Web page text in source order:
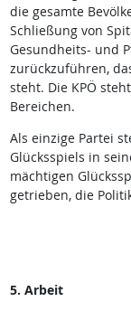
die gesamte
Schließung von
Gesundheits- und
zurückzuführen,
steht. Die KPÖ
Bereichen.
Als einzige Partei
Glücksspiels in
mächtigen
getrieben, die
5. Arbeit